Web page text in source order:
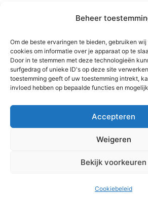
Beheer
Om de beste ervaringen te bieden, gebruiken
cookies om informatie over je apparaat op te
Door in te stemmen met deze technologieën
surfgedrag of unieke ID's op deze site
toestemming geeft of uw toestemming intrekt,
invloed hebben op bepaalde functies en
Accepteren
Weigeren
Bekijk voorkeuren
Cookiebeleid
Disclaimer
© 2015-2026 Rishi Consulting
Reserved.